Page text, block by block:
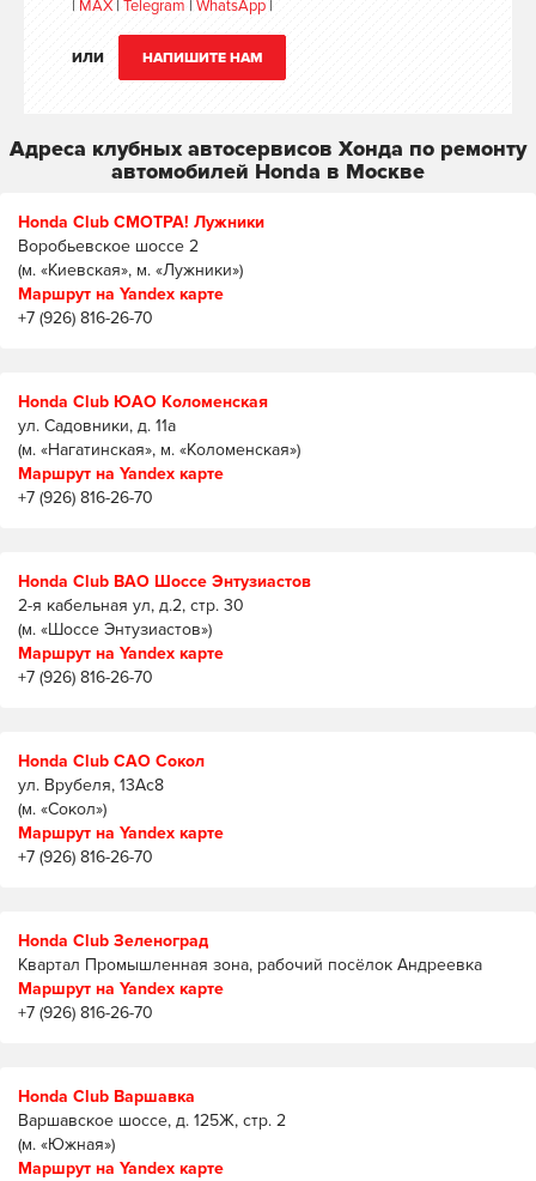
| MAX | Telegram | WhatsApp |
ИЛИ НАПИШИТЕ НАМ
Адреса клубных автосервисов Хонда по ремонту
автомобилей Honda в Москве
Honda Club СМОТРА! Лужники
Воробьевское шоссе 2
(м. «Киевская», м. «Лужники»)
Маршрут на Yandex карте
+7 (926) 816-26-70
Honda Club ЮАО Коломенская
ул. Садовники, д. 11а
(м. «Нагатинская», м. «Коломенская»)
Маршрут на Yandex карте
+7 (926) 816-26-70
Honda Club ВАО Шоссе Энтузиастов
2-я кабельная ул, д.2, стр. 30
(м. «Шоссе Энтузиастов»)
Маршрут на Yandex карте
+7 (926) 816-26-70
Honda Club САО Сокол
ул. Врубеля, 13Ас8
(м. «Сокол»)
Маршрут на Yandex карте
+7 (926) 816-26-70
Honda Club Зеленоград
Квартал Промышленная зона, рабочий посёлок Андреевка
Маршрут на Yandex карте
+7 (926) 816-26-70
Honda Club Варшавка
Варшавское шоссе, д. 125Ж, стр. 2
(м. «Южная»)
Маршрут на Yandex карте